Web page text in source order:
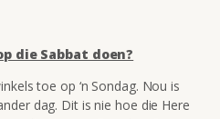
die Sabbat doen?
toe op ‘n Sondag. Nou is
dag. Dit is nie hoe die Here